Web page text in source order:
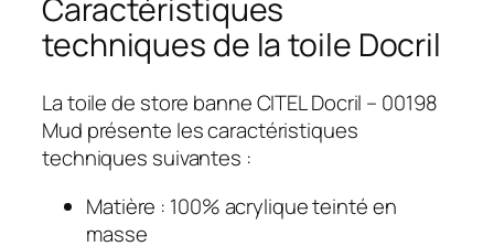
Caractéristiques
techniques de la toile Docril
La toile de store banne CITEL Docril – 00198
Mud présente les caractéristiques
techniques suivantes :
Matière : 100% acrylique teinté en
masse